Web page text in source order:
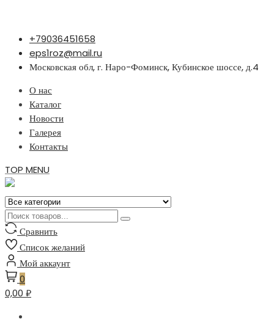
Перейти
содержимому
+79036451658
eps1roz@mail.ru
Московская обл, г. Наро-Фоминск, Кубинское шоссе, д.4
О нас
Каталог
Новости
Галерея
Контакты
TOP MENU
Сравнить
Список желаний
Мой аккаунт
0
0,00 ₽